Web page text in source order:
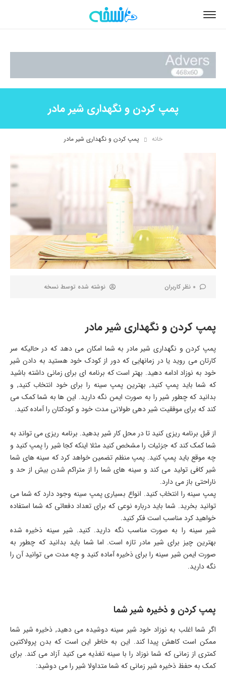
پمپ کردن و نگهداری شیر مادر
خانه پمپ کردن و نگهداری شیر مادر
0 نظر کاربران نوشته شده توسط نسخه
پمپ کردن و نگهداری شیر مادر
پمپ کردن و نگهداری شیر مادر به شما امکان می دهد که در حالیکه سر
کارتان می روید یا در زمانهایی که دور از کودک خود هستید به دادن شیر
خود به نوزاد ادامه دهید. بهتر است که برنامه ای برای زمانی داشته باشید
که شما باید پمپ کنید, بهترین پمپ سینه را برای خود انتخاب کنید, و
بدانید که چطور شیر را به صورت ایمن نگه دارید. این ها به شما کمک می
کند که برای موفقیت شیر دهی طولانی مدت خود و کودکتان را آماده کنید.
از قبل برنامه ریزی کنید تا در محل کار شیر بدهید. برنامه ریزی می تواند به
شما کمک کند که جزئیات را مشخص کنید مثلا اینکه کجا شیر را پمپ کنید و
چه موقع باید پمپ کنید. پمپ منظم تضمین خواهد کرد که سینه های شما
شیر کافی تولید می کند و سینه های شما را از متراکم شدن بیش از حد و
ناراحتی باز می دارد.
پمپ سینه را انتخاب کنید. انواع بسیاری پمپ سینه وجود دارد که شما می
توانید بخرید. شما باید درباره نوعی که برای تعداد دفعاتی که شما استفاده
خواهید کرد مناسب است فکر کنید.
شیر سینه را به صورت مناسب نگه دارید. کنید. شیر سینه ذخیره شده
بهترین چیز برای شیر مادر تازه است. اما شما باید بدانید که چطور به
صورت ایمن شیر سینه را برای ذخیره آماده کنید و چه مدت می توانید آن را
نگه دارید.
پمپ کردن و ذخیره شیر شما
اگر شما اغلب به نوزاد خود شیر سینه دوشیده می دهید, ذخیره شیر شما
ممکن است کاهش پیدا کند. این به خاطر این است که بدن پرولاکتین
کمتری از زمانی که شما نوزاد را با سینه تغذیه می کنید آزاد می کند. برای
کمک به حفظ ذخیره شیر زمانی که شما متداولا شیر را می دوشید: